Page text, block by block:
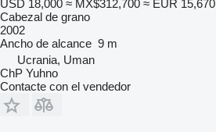
USD 18,000 ≈ MX$312,700 ≈ EUR 15,670
Cabezal de grano
2002
Ancho de alcance 9 m
Ucrania, Uman
ChP Yuhno
Contacte con el vendedor